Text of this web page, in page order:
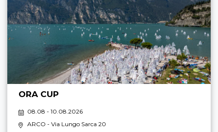
ORA CUP
08.08 - 10.08.2026
ARCO - Via Lungo Sarca 20